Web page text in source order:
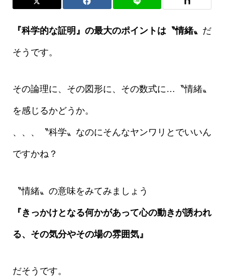
『科学的な証明』の最大のポイントは〝情緒〟 だ
そうです。
その論理に、その図形に、その数式に…〝情緒〟
を感じるかどうか。
、、、〝科学〟なのにそんなヤンワリとでいいん
ですかね？
〝情緒〟の意味をみてみましょう
『きっかけとなる何かがあって心の動きが誘われ
る、その気分やその場の雰囲気』
だそうです。